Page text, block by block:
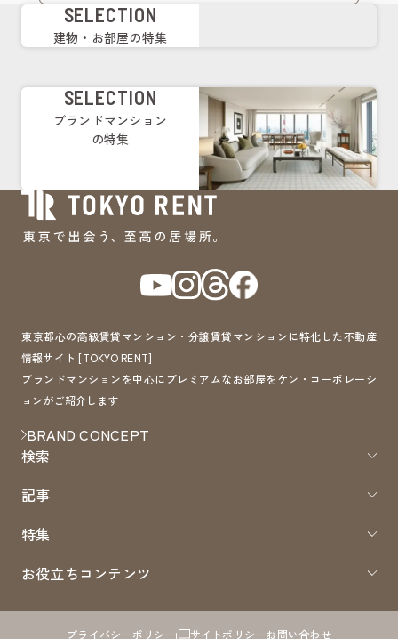
SELECTION
建物・お部屋の特集
SELECTION
ブランドマンション
の特集
東京都心の高級賃貸マンション・分譲賃貸マンションに特化した不動産
情報サイト [TOKYO RENT]
ブランドマンションを中心にプレミアムなお部屋をケン・コーポレーシ
ョンがご紹介します
BRAND CONCEPT
検索
記事
特集
お役立ちコンテンツ
プライバシーポリシー サイトポリシーお問い合わせ